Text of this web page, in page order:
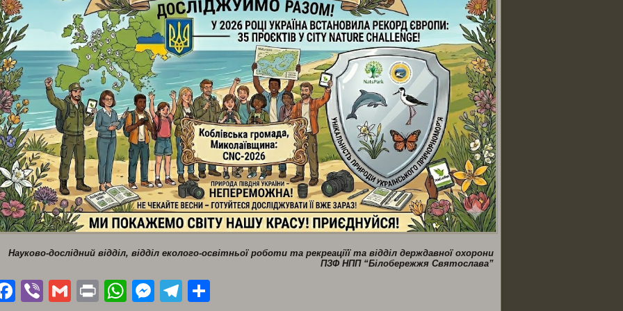
Науково-дослідний відділ, відділ еколого-освітньої роботи та рекреаціїї та відділ держдавної охорони
ПЗФ НПП “Білобережжя Святослава”
Facebook
ViberGmailPrintWhatsApp
Messenger
Telegram